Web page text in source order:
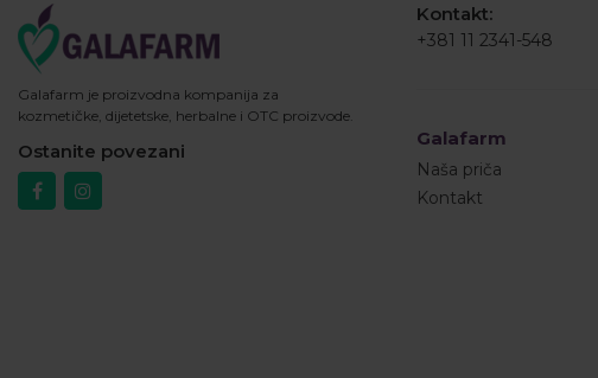
Galafarm je proizvodna kompanija za
kozmetičke, dijetetske, herbalne i OTC proizvode.
Ostanite povezani
Kontakt:
+381 11 2341-548
Galafarm
Naša priča
Kontakt